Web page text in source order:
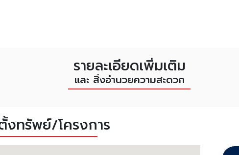
รายละเอียดเพิ่มเติม
และ สิ่งอำนวยความสะดวก
งทรัพย์/โครงการ